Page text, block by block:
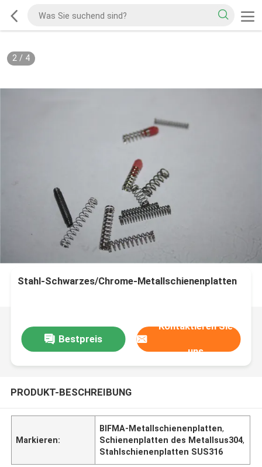
2/ 4
Stahl-Schwarzes/Chrome-Metallschienenplatten
Bestpreis
Kontaktieren Sie
uns
PRODUKT-BESCHREIBUNG
Markieren:
BIFMA-Metallschienenplatten,
Schienenplatten des Metallsus304,
Stahlschienenplatten SUS316